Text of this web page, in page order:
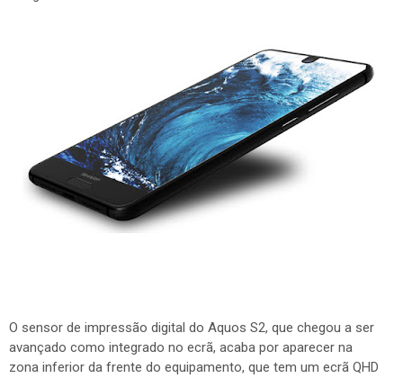
O sensor de impressão digital do Aquos S2, que chegou a ser
avançado como integrado no ecrã, acaba por aparecer na
zona inferior da frente do equipamento, que tem um ecrã QHD